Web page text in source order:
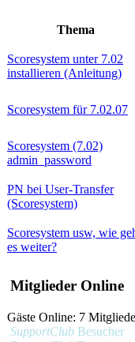
Thema
Scoresystem unter 7.02
installieren (Anleitung)
Scoresystem für 7.02.07
Scoresystem (7.02)
admin_password
PN bei User-Transfer
(Scoresystem)
Scoresystem usw, wie
es weiter?
Mitglieder Online
Gäste Online: 7
SupportClub Besucher